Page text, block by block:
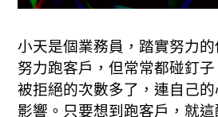
小天是個業務員，踏實努力
努力跑客戶，但常常都碰釘子
被拒絕的次數多了，連自己
影響。只要想到跑客戶，就